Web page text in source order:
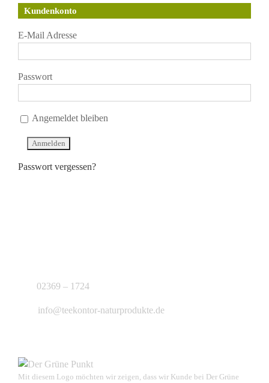
Kundenkonto
E-Mail Adresse
Passwort
Angemeldet bleiben
Passwort vergessen?
02369 – 1724
info@teekontor-naturprodukte.de
Mit diesem Logo möchten wir zeigen, dass wir Kunde bei Der Grüne